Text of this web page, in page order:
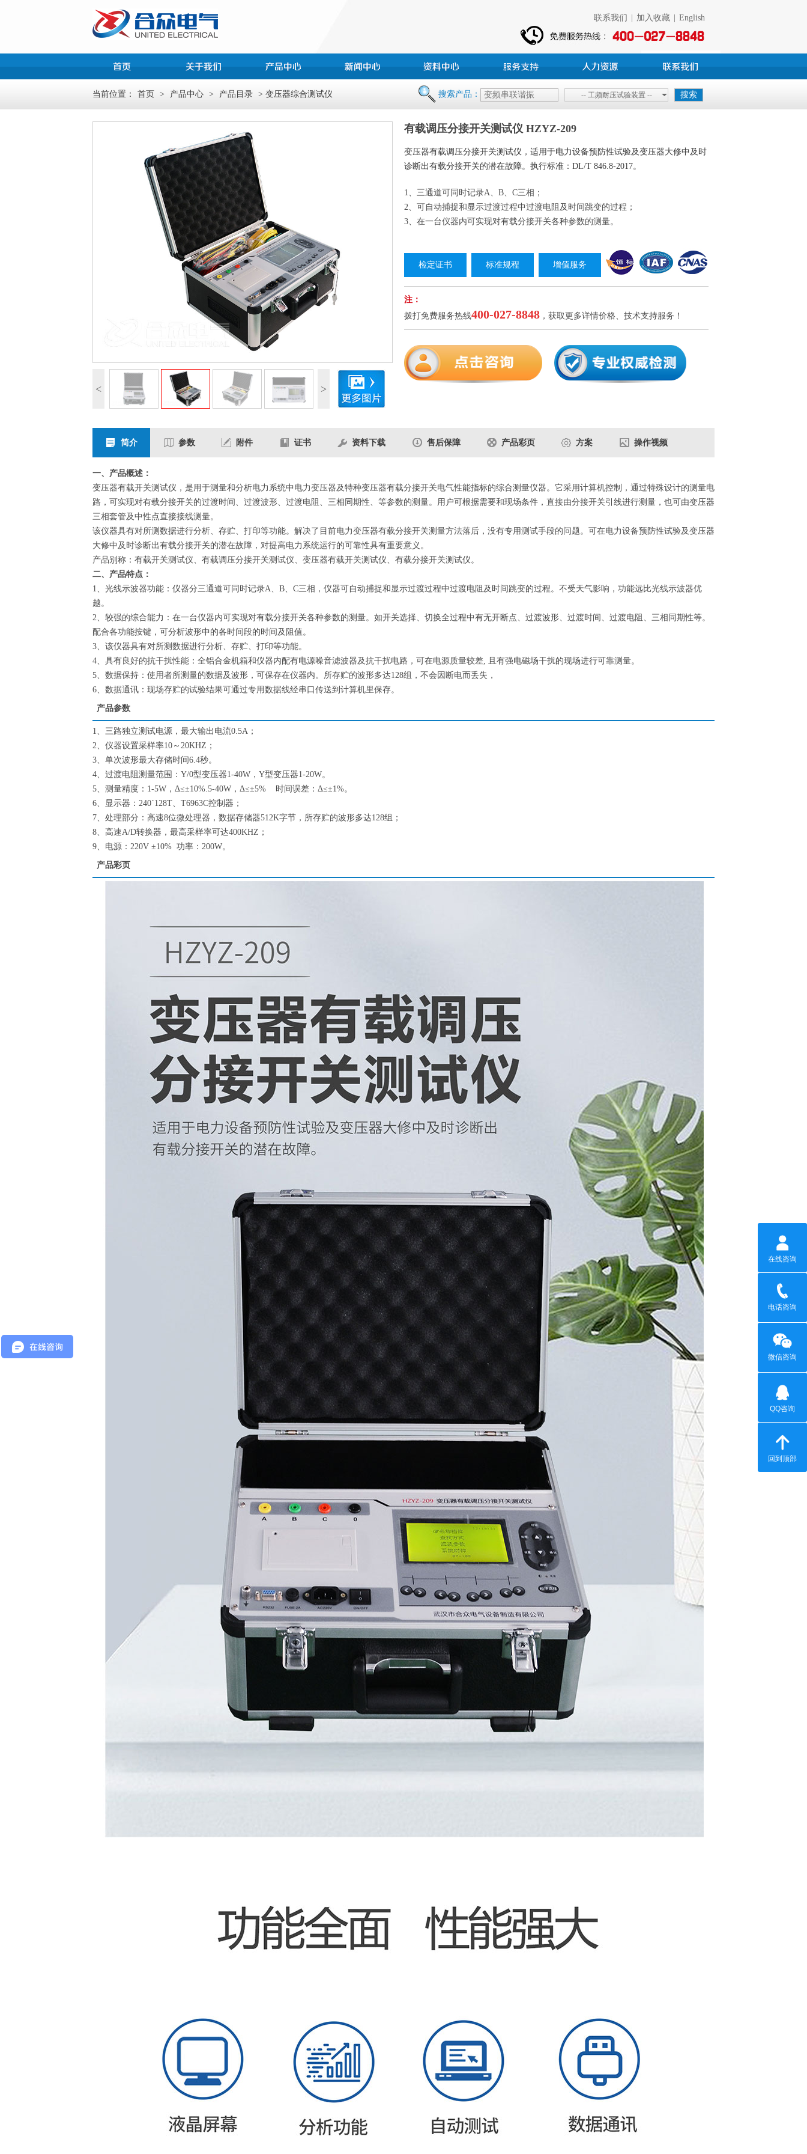
联系我们 加入收藏 English
当前位置： 首页 > 产品中心 > 产品目录 > 变压器综合测试仪 搜索产品： -- 工频耐压试验装置 --
< >
有载调压分接开关测试仪 HZYZ-209
变压器有载调压分接开关测试仪，适用于电力设备预防性试验及变压器大修中及时
诊断出有载分接开关的潜在故障。执行标准：DL/T 846.8-2017。
1、三通道可同时记录A、B、C三相；
2、可自动捕捉和显示过渡过程中过渡电阻及时间跳变的过程；
3、在一台仪器内可实现对有载分接开关各种参数的测量。
检定证书 标准规程 增值服务
注：
拨打免费服务热线400-027-8848 ，获取更多详情价格、技术支持服务！
简介 参数 附件 证书 资料下载 售后保障 产品彩页 方案 操作视频
一、产品概述：
变压器有载开关测试仪，是用于测量和分析电力系统中电力变压器及特种变压器有载分接开关电气性能指标的综合测量仪器。它采用计算机控制，通过特殊设计的测量电
路，可实现对有载分接开关的过渡时间、过渡波形、过渡电阻、三相同期性、等参数的测量。用户可根据需要和现场条件，直接由分接开关引线进行测量，也可由变压器
三相套管及中性点直接接线测量。
该仪器具有对所测数据进行分析、存贮、打印等功能。解决了目前电力变压器有载分接开关测量方法落后，没有专用测试手段的问题。可在电力设备预防性试验及变压器
大修中及时诊断出有载分接开关的潜在故障，对提高电力系统运行的可靠性具有重要意义。
产品别称：有载开关测试仪、有载调压分接开关测试仪、变压器有载开关测试仪、有载分接开关测试仪。
二、产品特点：
1、光线示波器功能：仪器分三通道可同时记录A、B、C三相，仪器可自动捕捉和显示过渡过程中过渡电阻及时间跳变的过程。不受天气影响，功能远比光线示波器优
越。
2、较强的综合能力：在一台仪器内可实现对有载分接开关各种参数的测量。如开关选择、切换全过程中有无开断点、过渡波形、过渡时间、过渡电阻、三相同期性等。
配合各功能按键，可分析波形中的各时间段的时间及阻值。
3、该仪器具有对所测数据进行分析、存贮、打印等功能。
4、具有良好的抗干扰性能：全铝合金机箱和仪器内配有电源噪音滤波器及抗干扰电路，可在电源质量较差, 且有强电磁场干扰的现场进行可靠测量。
5、数据保持：使用者所测量的数据及波形，可保存在仪器内。所存贮的波形多达128组，不会因断电而丢失，
6、数据通讯：现场存贮的试验结果可通过专用数据线经串口传送到计算机里保存。
产品参数
1、三路独立测试电源，最大输出电流0.5A；
2、仪器设置采样率10～20KHZ；
3、单次波形最大存储时间6.4秒。
4、过渡电阻测量范围：Y/0型变压器1-40W，Y型变压器1-20W。
5、测量精度：1-5W，Δ≤±10%.5-40W，Δ≤±5% 时间误差：Δ≤±1%。
6、显示器：240´128T、T6963C控制器；
7、处理部分：高速8位微处理器，数据存储器512K字节，所存贮的波形多达128组；
8、高速A/D转换器，最高采样率可达400KHZ；
9、电源：220V ±10% 功率：200W。
产品彩页
在线咨询
电话咨询
微信咨询
QQ咨询
回到顶部